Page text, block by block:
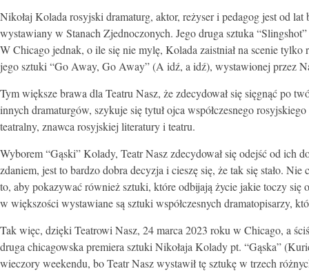
Nikołaj Kolada rosyjski dramaturg, aktor, reżyser i pedagog jest od
wystawiany w Stanach Zjednoczonych. Jego druga sztuka
W Chicago jednak, o ile się nie mylę, Kolada zaistniał na scenie
jego sztuki “Go Away, Go Away” (A idź, a idź), wystawionej przez
Tym większe brawa dla Teatru Nasz, że zdecydował się sięgnąć po
innych dramaturgów, szykuje się tytuł ojca współczesnego
teatralny, znawca rosyjskiej literatury i teatru.
Wyborem “Gąski” Kolady, Teatr Nasz zdecydował się odejść od ich
zdaniem, jest to bardzo dobra decyzja i cieszę się, że tak się stało.
to, aby pokazywać również sztuki, które odbijają życie jakie toczy się
w większości wystawiane są sztuki współczesnych dramatopisarzy,
Tak więc, dzięki Teatrowi Nasz, 24 marca 2023 roku w Chicago, a
druga chicagowska premiera sztuki Nikołaja Kolady pt. “Gąska”
wieczory weekendu, bo Teatr Nasz wystawił tę sztukę w trzech